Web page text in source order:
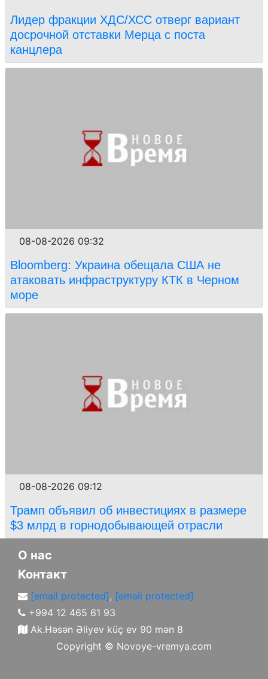
Лидер фракции ХДС/ХСС отверг вариант
досрочной отставки Мерца с поста
канцлера
08-08-2026 09:32
Bloomberg: Украина обещала США не
атаковать инфраструктуру КТК в Черном
море
08-08-2026 09:12
Трамп объявил об инвестициях в размере
$3 млрд в горнодобывающей отрасли
О нас
Контакт
[email protected], [email protected]
+994 12 465 61 93
Ak.Həsən Əliyev küç ev 90 mən 8
Copyright © Novoye-vremya.com